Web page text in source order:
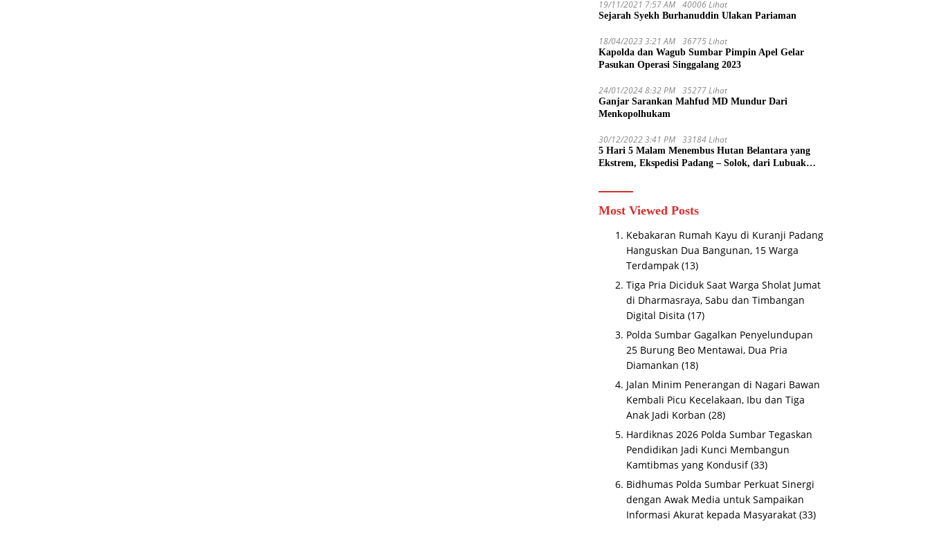
19/11/2021 7:57 AM 40006 Lihat
Sejarah Syekh Burhanuddin Ulakan Pariaman
18/04/2023 3:21 AM 36775 Lihat
Kapolda dan Wagub Sumbar Pimpin Apel Gelar
Pasukan Operasi Singgalang 2023
24/01/2024 8:32 PM 35277 Lihat
Ganjar Sarankan Mahfud MD Mundur Dari
Menkopolhukam
30/12/2022 3:41 PM 33184 Lihat
5 Hari 5 Malam Menembus Hutan Belantara yang
Ekstrem, Ekspedisi Padang – Solok, dari Lubuak
Most Viewed Posts
Kebakaran Rumah Kayu di Kuranji Padang
Hanguskan Dua Bangunan, 15 Warga
Terdampak (13)
Tiga Pria Diciduk Saat Warga Sholat Jumat
di Dharmasraya, Sabu dan Timbangan
Digital Disita (17)
Polda Sumbar Gagalkan Penyelundupan
25 Burung Beo Mentawai, Dua Pria
Diamankan (18)
Jalan Minim Penerangan di Nagari Bawan
Kembali Picu Kecelakaan, Ibu dan Tiga
Anak Jadi Korban (28)
Hardiknas 2026 Polda Sumbar Tegaskan
Pendidikan Jadi Kunci Membangun
Kamtibmas yang Kondusif (33)
Bidhumas Polda Sumbar Perkuat Sinergi
dengan Awak Media untuk Sampaikan
Informasi Akurat kepada Masyarakat (33)